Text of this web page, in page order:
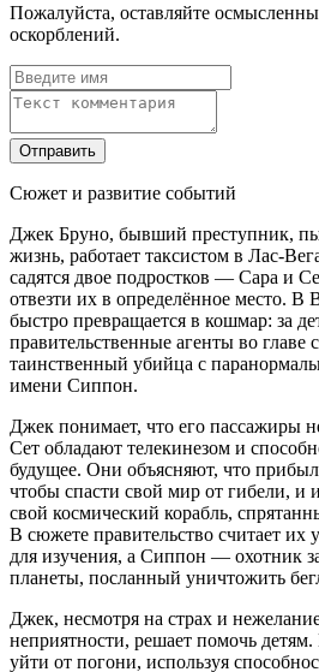
Пожалуйста, оставляйте
оскорблений.
Сюжет и развитие событий
Джек Бруно, бывший преступник,
жизнь, работает таксистом в Лас-
садятся двое подростков — Сара и
отвезти их в определённое место. В
быстро превращается в кошмар: за
правительственные агенты во главе
таинственный убийца с
имени Сиппон.
Джек понимает, что его пассажиры
Сет обладают телекинезом и
будущее. Они объясняют, что
чтобы спасти свой мир от гибели, и
свой космический корабль,
В сюжете правительство считает их
для изучения, а Сиппон — охотник
планеты, посланный уничтожить
Джек, несмотря на страх и
неприятности, решает помочь
уйти от погони, используя